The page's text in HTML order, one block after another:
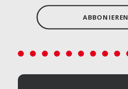
ABBONIEREN